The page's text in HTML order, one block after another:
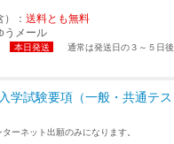
： 送料とも無料
うメール
本日発送 通常は発送日の３～５日
入学試験要項（一般・共通テ
ーネット出願のみになります。